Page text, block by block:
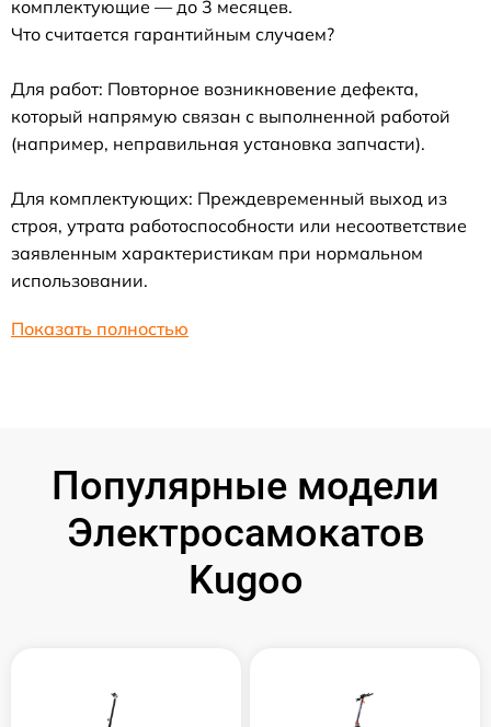
комплектующие — до 3 месяцев.
Что считается гарантийным случаем?
Для работ: Повторное возникновение дефекта,
который напрямую связан с выполненной работой
(например, неправильная установка запчасти).
Для комплектующих: Преждевременный выход из
строя, утрата работоспособности или несоответствие
заявленным характеристикам при нормальном
использовании.
Показать полностью
Популярные модели
Электросамокатов
Kugoo